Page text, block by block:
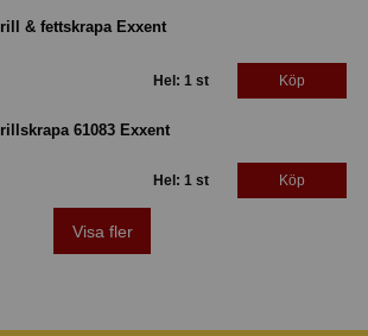
& fettskrapa Exxent
Hel: 1 st Köp
61083 Exxent
Hel: 1 st Köp
Visa fler